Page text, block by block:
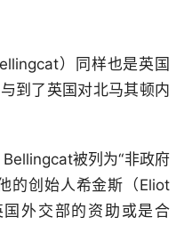
）同样也是英国
到了英国对北马其顿内
被列为“非政府
的创始人希金斯（Eliot
外交部的资助或是合